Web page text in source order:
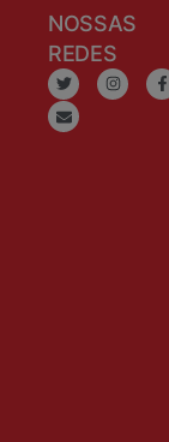
NOSSAS
REDES